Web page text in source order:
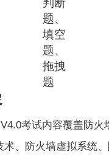
判断
题、
填空
题、
拖拽
题
考试内容覆盖防火
术、防火墙虚拟系统